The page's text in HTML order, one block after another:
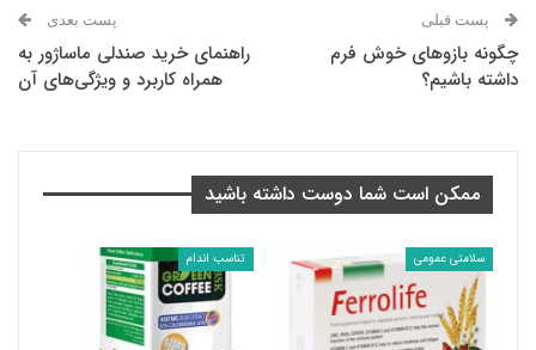
پست قبلی
چگونه بازوهای خوش فرم
داشته باشیم؟
پست بعدی
راهنمای خرید صندلی ماساژور به
همراه کاربرد و ویژگی‌های آن
ممکن است شما دوست داشته باشید
سلامتی عمومی تناسب اندام